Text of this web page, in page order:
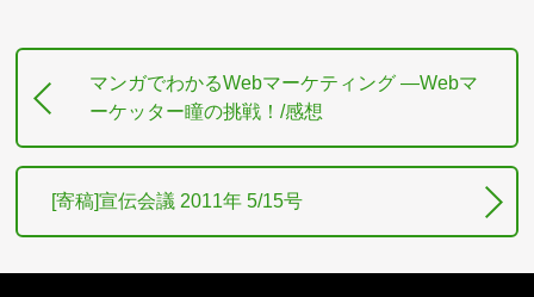
マンガでわかるWebマーケティング ―Webマ
ーケッター瞳の挑戦！/感想
[寄稿]宣伝会議 2011年 5/15号